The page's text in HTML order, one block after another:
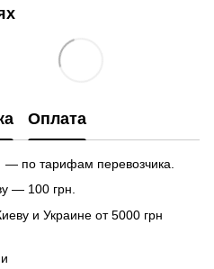
Оплата
по тарифам перевозчика.
— 100 грн.
и Украине от 5000 грн